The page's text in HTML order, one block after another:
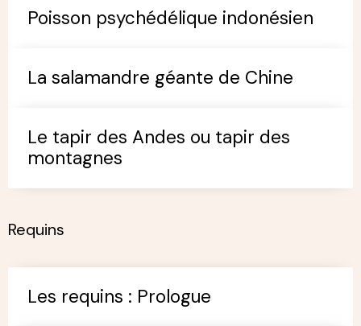
Poisson psychédélique indonésien
La salamandre géante de Chine
Le tapir des Andes ou tapir des
montagnes
Requins
Les requins : Prologue